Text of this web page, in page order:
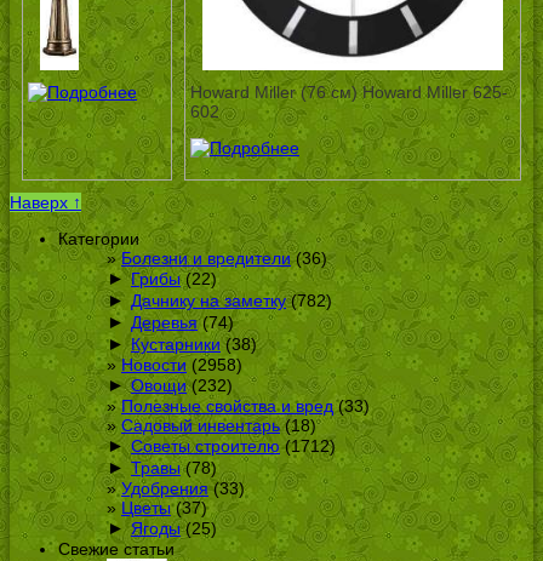
Howard Miller (76 см) Howard Miller 625-
602
Наверх ↑
Категории
Болезни и вредители(36)
► Грибы(22)
► Дачнику на заметку(782)
► Деревья(74)
► Кустарники(38)
Новости (2958)
► Овощи(232)
Полезные свойства и вред(33)
Садовый инвентарь(18)
► Советы строителю(1712)
► Травы(78)
Удобрения(33)
Цветы(37)
► Ягоды(25)
Свежие статьи